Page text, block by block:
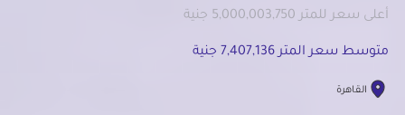
أعلى سعر للمتر 5,000,003,750 جنية
متوسط سعر المتر 7,407,136 جنية
القاهرة